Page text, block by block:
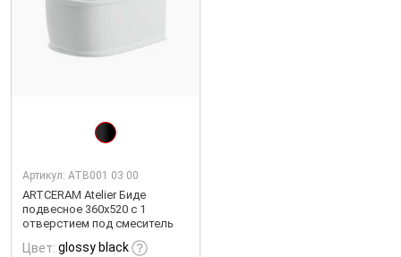
Артикул: ATB001 03 00
ARTCERAM Atelier Биде
подвесное 360х520 с 1
отверстием под смеситель
Цвет: glossy black